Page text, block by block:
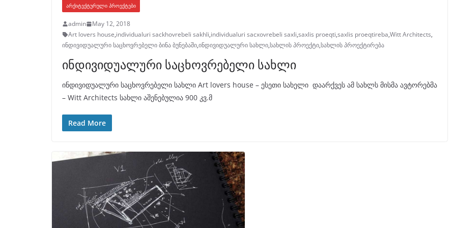
ᲐᲠᲥᲘᲢᲔᲥᲢᲣᲠᲣᲚᲘ ᲞᲠᲝᲔᲥᲢᲔᲑᲘ
admin
May 12, 2018
Art lovers house,individualuri sackhovrebeli sakhli,individualuri sacxovrebeli saxli,saxlis proeqti,saxlis proeqtireba,Witt Architects,
ინდივიდუალური საცხოვრებელი ბინა ბუნებაში,ინდივიდუალური სახლი,სახლის პროექტი,სახლის პროექტირება
ინდივიდუალური საცხოვრებელი სახლი
ინდივიდუალური საცხოვრებელი სახლი Art lovers house – ესეთი სახელი დაარქვეს ამ სახლს მისმა ავტორებმა
– Witt Architects სახლი აშენებულია 900 კვ.მ
Read More